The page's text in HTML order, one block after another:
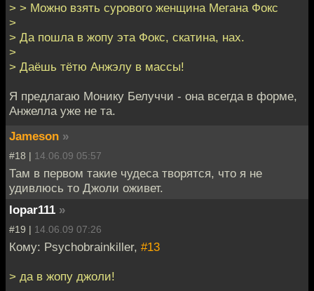
> > Можно взять сурового женщина Мегана Фокс
>
> Да пошла в жопу эта Фокс, скатина, нах.
>
> Даёшь тётю Анжэлу в массы!
Я предлагаю Монику Белуччи - она всегда в форме,
Анжелла уже не та.
Jameson »
#18 | 14.06.09 05:57
Там в первом такие чудеса творятся, что я не
удивлюсь то Джоли оживет.
lopar111 »
#19 | 14.06.09 07:26
Кому: Psychobrainkiller, #13
> да в жопу джоли!